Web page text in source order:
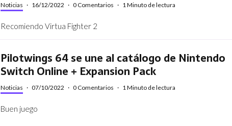
Noticias · 16/12/2022 · 0 Comentarios · 1 Minuto de lectura
Recomiendo Virtua Fighter 2
Pilotwings 64 se une al catálogo de Nintendo
Switch Online + Expansion Pack
Noticias · 07/10/2022 · 0 Comentarios · 1 Minuto de lectura
Buen juego